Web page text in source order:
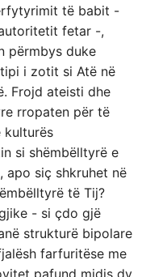
të babit -
fetar -,
përmbys duke
i zotit si Atë në
Frojd ateisti dhe
rropaten për të
kulturës
si shëmbëlltyrë e
apo siç shkruhet në
të Tij?
- si çdo gjë
strukturë bipolare
farfuritëse me